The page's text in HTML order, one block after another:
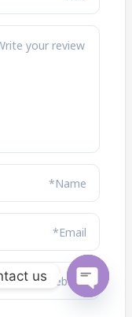
us
OPEN